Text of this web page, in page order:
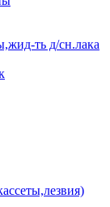
ть д/сн.лака